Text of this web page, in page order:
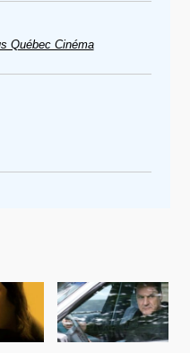
Québec Cinéma